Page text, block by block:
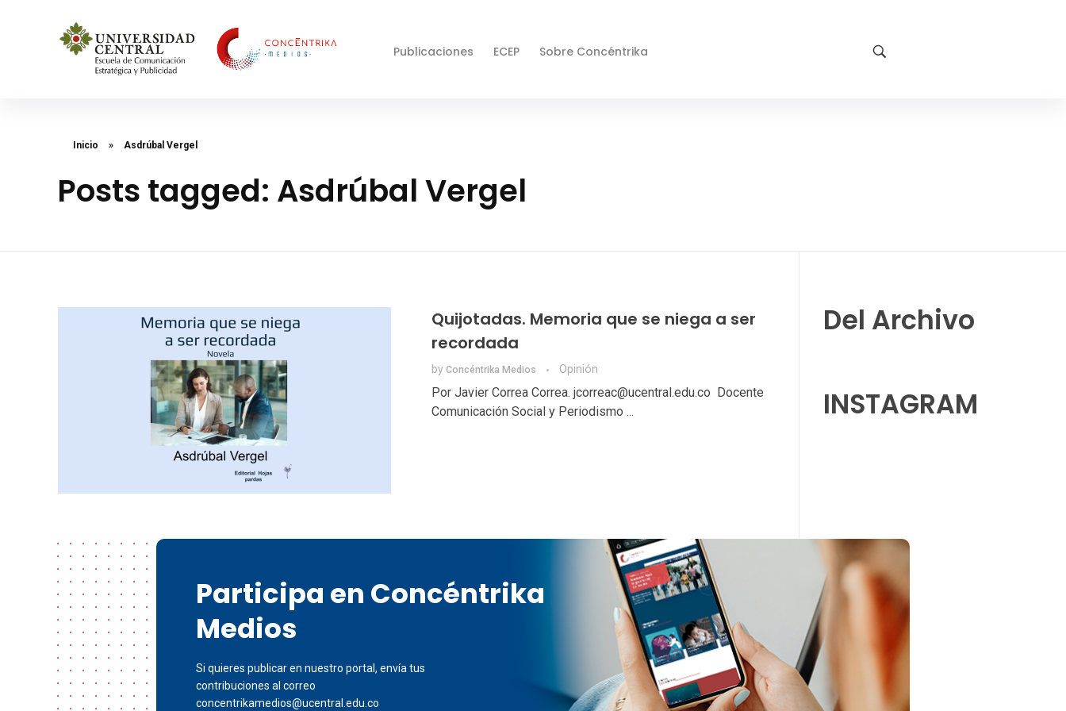
Publicaciones ECEP Sobre Concéntrika
Inicio » Asdrúbal Vergel
Posts tagged: Asdrúbal Vergel
Quijotadas. Memoria que se niega a ser
recordada
by Concéntrika Medios Opinión
Por Javier Correa Correa. jcorreac@ucentral.edu.co Docente
Comunicación Social y Periodismo ...
Del Archivo
INSTAGRAM
Participa en Concéntrika
Medios
Si quieres publicar en nuestro portal, envía tus
contribuciones al correo
concentrikamedios@ucentral.edu.co